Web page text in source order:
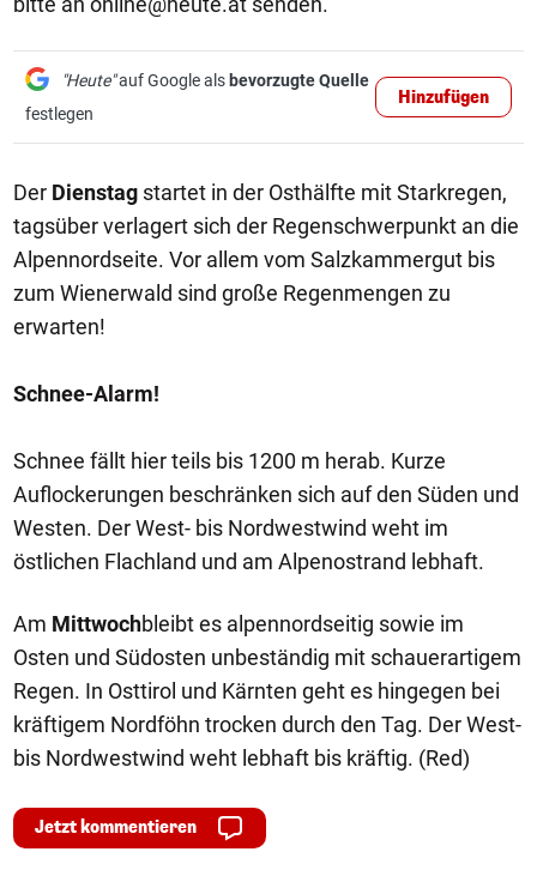
"Heute"auf Google als bevorzugte Quelle
festlegen
Hinzufügen
Der Dienstag startet in der Osthälfte mit Starkregen,
tagsüber verlagert sich der Regenschwerpunkt an die
Alpennordseite. Vor allem vom Salzkammergut bis
zum Wienerwald sind große Regenmengen zu
erwarten!
Schnee-Alarm!
Schnee fällt hier teils bis 1200 m herab. Kurze
Auflockerungen beschränken sich auf den Süden und
Westen. Der West- bis Nordwestwind weht im
östlichen Flachland und am Alpenostrand lebhaft.
Am Mittwochbleibt es alpennordseitig sowie im
Osten und Südosten unbeständig mit schauerartigem
Regen. In Osttirol und Kärnten geht es hingegen bei
kräftigem Nordföhn trocken durch den Tag. Der West-
bis Nordwestwind weht lebhaft bis kräftig. (Red)
Jetzt kommentieren